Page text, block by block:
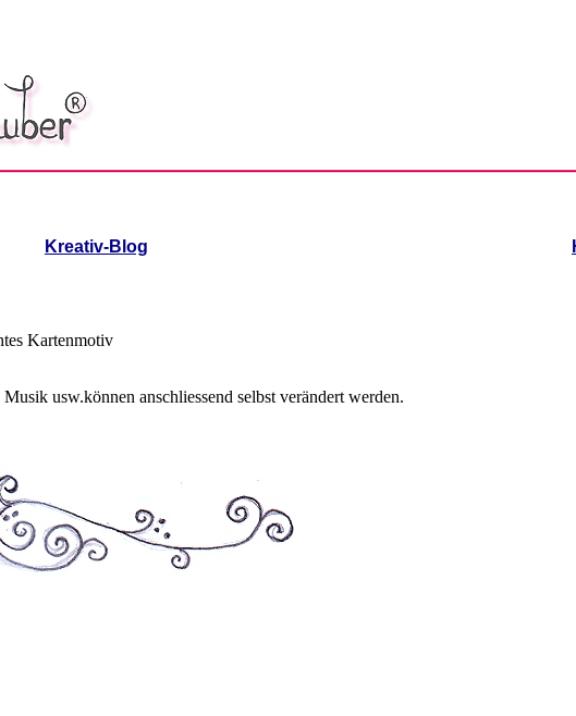
Kreativ-Blog
Kartenmotiv
usw.können anschliessend selbst verändert werden.